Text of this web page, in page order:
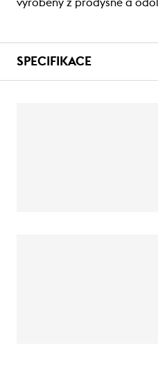
vyrobeny z prodyšné a
SPECIFIKACE